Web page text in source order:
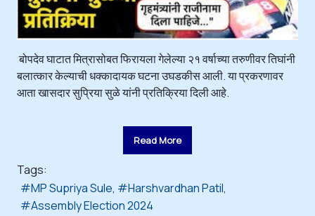
बोपदेव घाटात मित्रासोबत फिरायला गेलेल्या २१ वर्षाच्या तरुणीवर तिघांनी
बलात्कार केल्याची धक्कादायक घटना उघडकीस आली. या प्रकरणावर
आता खासदार सुप्रिया सुळे यांनी प्रतिक्रिया दिली आहे.
Read More
Tags:
MP Supriya Sule
Harshvardhan Patil
Assembly Election 2024